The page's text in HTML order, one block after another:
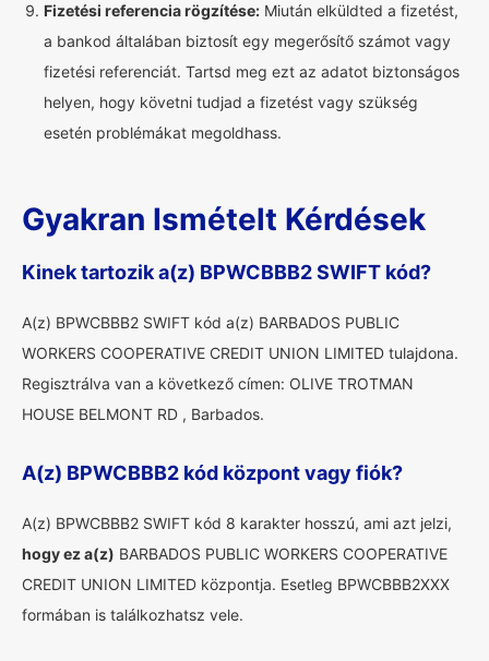
Fizetési referencia rögzítése: Miután elküldted a fizetést,
a bankod általában biztosít egy megerősítő számot vagy
fizetési referenciát. Tartsd meg ezt az adatot biztonságos
helyen, hogy követni tudjad a fizetést vagy szükség
esetén problémákat megoldhass.
Gyakran Ismételt Kérdések
Kinek tartozik a(z) BPWCBBB2 SWIFT kód?
A(z) BPWCBBB2 SWIFT kód a(z) BARBADOS PUBLIC
WORKERS COOPERATIVE CREDIT UNION LIMITED tulajdona.
Regisztrálva van a következő címen: OLIVE TROTMAN
HOUSE BELMONT RD , Barbados.
A(z) BPWCBBB2 kód központ vagy fiók?
A(z) BPWCBBB2 SWIFT kód 8 karakter hosszú, ami azt jelzi,
hogy ez a(z) BARBADOS PUBLIC WORKERS COOPERATIVE
CREDIT UNION LIMITED központja. Esetleg BPWCBBB2XXX
formában is találkozhatsz vele.